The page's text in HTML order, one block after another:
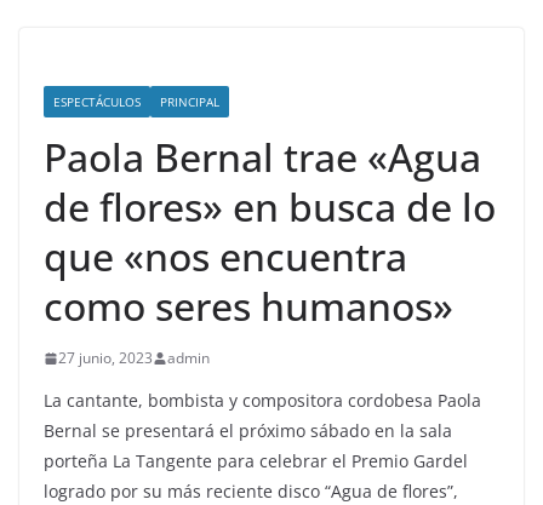
ESPECTÁCULOS PRINCIPAL
Paola Bernal trae «Agua
de flores» en busca de lo
que «nos encuentra
como seres humanos»
27 junio, 2023 admin
La cantante, bombista y compositora cordobesa Paola
Bernal se presentará el próximo sábado en la sala
porteña La Tangente para celebrar el Premio Gardel
logrado por su más reciente disco “Agua de flores”,